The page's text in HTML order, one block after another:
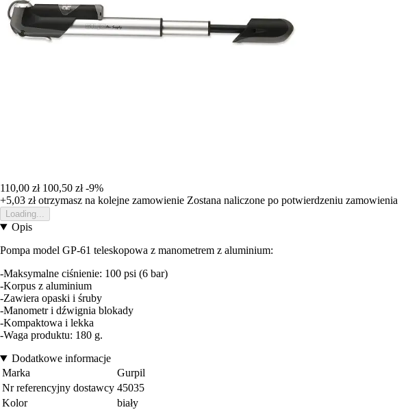
110,00 zł 100,50 zł -9%
+5,03 złotrzymasz na kolejne zamowienie Zostana naliczone po potwierdzeniu zamowienia
Loading...
Opis
Pompa model GP-61 teleskopowa z manometrem z aluminium:
-Maksymalne ciśnienie: 100 psi (6 bar)
-Korpus z aluminium
-Zawiera opaski i śruby
-Manometr i dźwignia blokady
-Kompaktowa i lekka
-Waga produktu: 180 g.
Dodatkowe informacje
Marka
Gurpil
Nr referencyjny dostawcy 45035
Kolor
biały